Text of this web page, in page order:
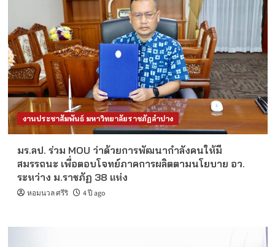
งานประชาสัมพันธ์ มหาวิทยาลัยราชภัฏลำปาง
มร.ลป. ร่วม MOU ว่าด้วยการพัฒนากำลังคนให้มี
สมรรถนะ เพื่อตอบโจทย์ภาคการผลิตตามนโยบาย อว.
ระหว่าง ม.ราชภัฏ 38 แห่ง
หอมนวล ศรีริ 4 ปี ago